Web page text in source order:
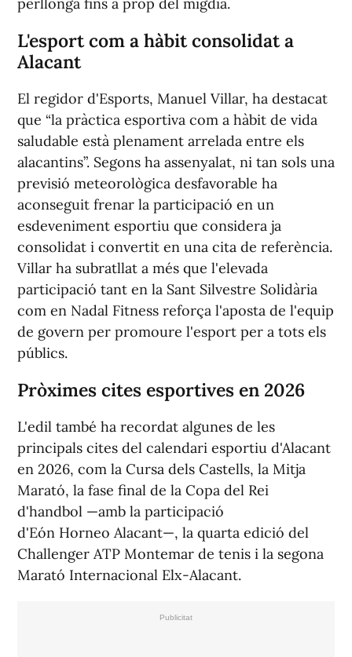
perllongà fins a prop del migdia.
L'esport com a hàbit consolidat a
Alacant
El regidor d'Esports, Manuel Villar, ha destacat
que “la pràctica esportiva com a hàbit de vida
saludable està plenament arrelada entre els
alacantins”. Segons ha assenyalat, ni tan sols una
previsió meteorològica desfavorable ha
aconseguit frenar la participació en un
esdeveniment esportiu que considera ja
consolidat i convertit en una cita de referència.
Villar ha subratllat a més que l'elevada
participació tant en la Sant Silvestre Solidària
com en Nadal Fitness reforça l'aposta de l'equip
de govern per promoure l'esport per a tots els
públics.
Pròximes cites esportives en 2026
L'edil també ha recordat algunes de les
principals cites del calendari esportiu d'Alacant
en 2026, com la Cursa dels Castells, la Mitja
Marató, la fase final de la Copa del Rei
d'handbol —amb la participació
d'Eón Horneo Alacant—, la quarta edició del
Challenger ATP Montemar de tenis i la segona
Marató Internacional Elx-Alacant.